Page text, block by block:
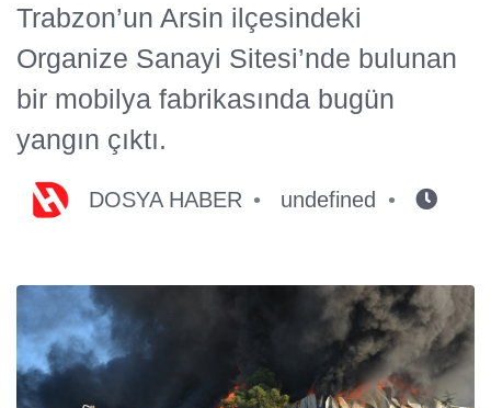
Trabzon’un Arsin ilçesindeki
Organize Sanayi Sitesi’nde bulunan
bir mobilya fabrikasında bugün
yangın çıktı.
DOSYA HABER undefined